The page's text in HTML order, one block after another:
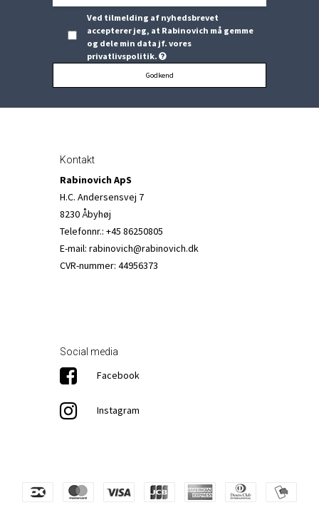
Ved tilmelding af nyhedsbrevet
accepterer jeg, at Rabinovich må gemme
og dele min data jf. vores
privatlivspolitik.
Godkend
Kontakt
Rabinovich ApS
H.C. Andersensvej 7
8230 Åbyhøj
Telefonnr.: +45 86250805
E-mail: rabinovich@rabinovich.dk
CVR-nummer: 44956373
Social media
Facebook
Instagram